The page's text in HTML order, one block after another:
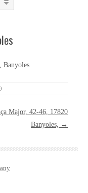
Banyoles
Major, 42-46, 17820
Banyoles,
→